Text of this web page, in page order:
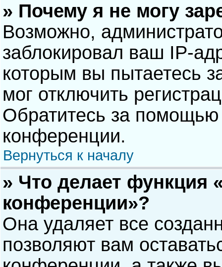
» Почему я не могу
Возможно,
заблокировал ваш IP-
которым вы пытаетесь
мог отключить
Обратитесь за помощью
конференции.
Вернуться к началу
» Что делает функция
конференции»?
Она удаляет все
позволяют вам